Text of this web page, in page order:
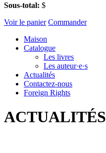
Sous-total: $
Voir le panier Commander
Maison
Catalogue
Les livres
Les auteur·e·s
Actualités
Contactez-nous
Foreign Rights
ACTUALITÉS